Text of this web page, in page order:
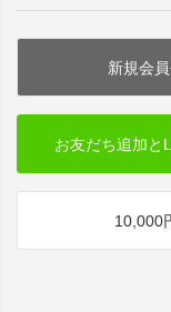
新規会
お友だち追加と
10,000